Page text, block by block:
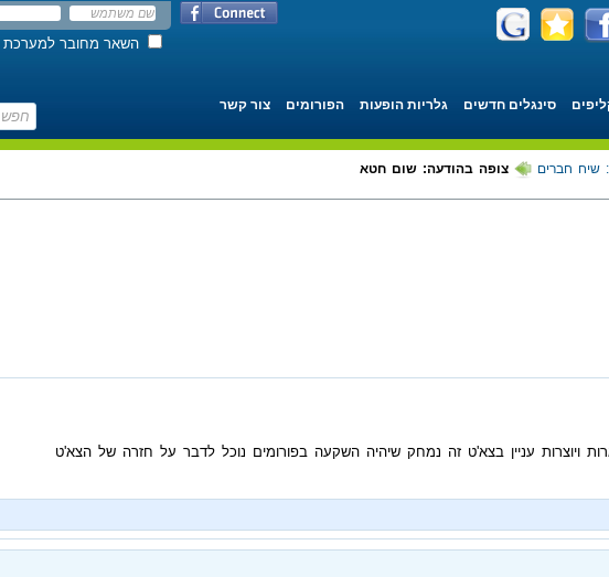
השאר מחובר למערכת
סינגלים חדשים גלריות הופעות הפורומים צור קשר
שיח חברים צופה בהודעה: שום חטא
ויוצרות עניין בצא'ט זה נמחק שיהיה השקעה בפורומים נוכל לדבר על חזרה של הצא'ט